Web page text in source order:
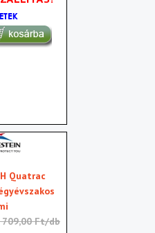
Quatrac
Ft/db